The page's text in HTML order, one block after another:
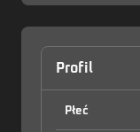
Profil
Płeć